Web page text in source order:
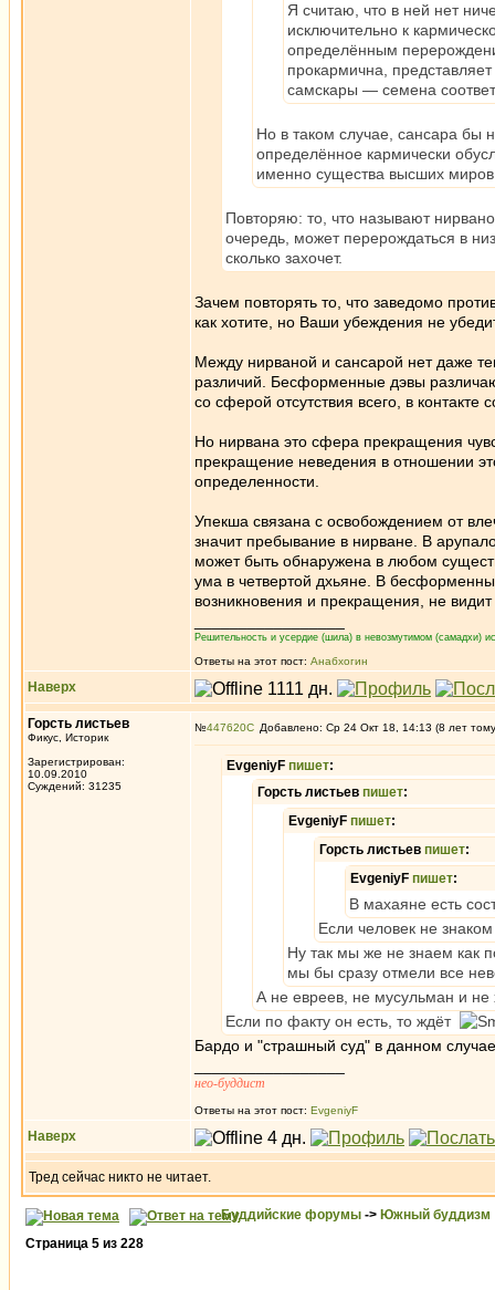
Я считаю, что в ней нет
исключительно к
определённым
прокармична,
самскары — семена
Но в таком случае, сансара бы
определённое кармически
именно существа высших
Повторяю: то, что называют
очередь, может перерождаться в
сколько захочет.
Зачем повторять то, что заведомо
как хотите, но Ваши убеждения не
Между нирваной и сансарой нет даже
различий. Бесформенные дэвы
со сферой отсутствия всего, в
Но нирвана это сфера прекращения
прекращение неведения в отношении
определенности.
Упекша связана с освобождением от
значит пребывание в нирване. В
может быть обнаружена в любом
ума в четвертой дхьяне. В
возникновения и прекращения, не
Решительность и усердие (шила) в невозмутимом (самадхи)
Ответы на этот пост: Анабхогин
Наверх
Горсть листьев
Фикус, Историк
Зарегистрирован:
10.09.2010
Суждений: 31235
№447620 Добавлено: Ср 24 Окт 18, 14:13 (8 лет
EvgeniyF пишет:
Горсть листьев пишет:
EvgeniyF пишет:
Горсть листьев пишет:
EvgeniyF пишет:
В махаяне есть
Если человек не
Ну так мы же не знаем как
мы бы сразу отмели все
А не евреев, не мусульман и
Если по факту он есть, то ждёт
Бардо и "страшный суд" в данном
нео-буддист
Ответы на этот пост: EvgeniyF
Наверх
Тред сейчас никто не читает.
Буддийские форумы -> Южный буддизм
Страница 5 из 228